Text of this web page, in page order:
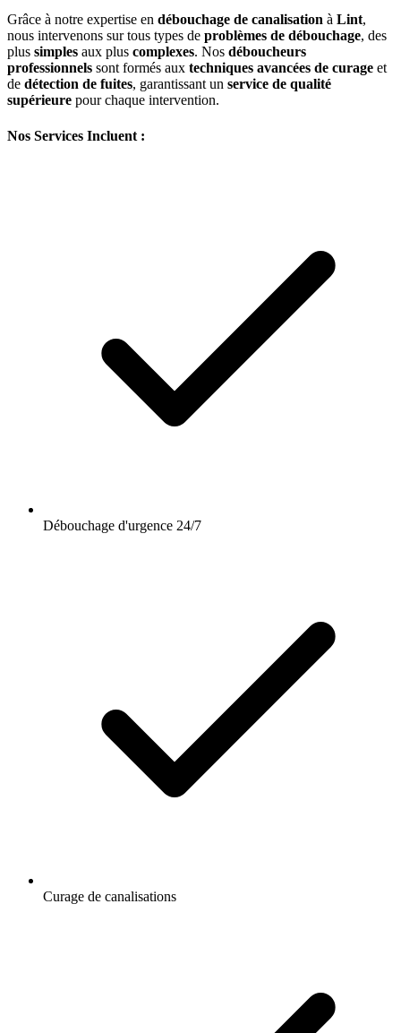
Grâce à notre expertise en débouchage de canalisation à Lint,
nous intervenons sur tous types de problèmes de débouchage, des
plus simples aux plus complexes. Nos déboucheurs
professionnels sont formés aux techniques avancées de curage et
de détection de fuites, garantissant un service de qualité
supérieure pour chaque intervention.
Nos Services Incluent :
Débouchage d'urgence 24/7
Curage de canalisations